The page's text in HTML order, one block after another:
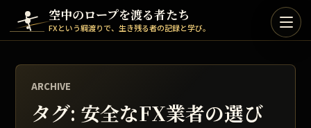
Skip to content空中のロープを渡る者たち
FXという綱渡りで、生き残る者の記録と学び。
ARCHIVE
タグ: 安全なFX業者の選び